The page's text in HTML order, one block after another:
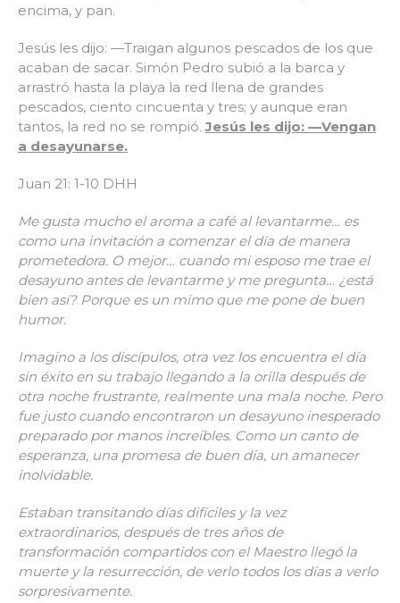
encima, y pan.
Jesús les dijo: —Traigan algunos pescados de los que
acaban de sacar. Simón Pedro subió a la barca y
arrastró hasta la playa la red llena de grandes
pescados, ciento cincuenta y tres; y aunque eran
tantos, la red no se rompió.Jesús les dijo: —Vengan
a desayunarse.
Juan 21: 1-10 DHH
Me gusta mucho el aroma a café al levantarme… es
como una invitación a comenzar el día de manera
prometedora. O mejor… cuando mi esposo me trae el
desayuno antes de levantarme y me pregunta… ¿está
bien así? Porque es un mimo que me pone de buen
humor.
Imagino a los discípulos, otra vez los encuentra el día
sin éxito en su trabajo llegando a la orilla después de
otra noche frustrante, realmente una mala noche. Pero
fue justo cuando encontraron un desayuno inesperado
preparado por manos increíbles. Como un canto de
esperanza, una promesa de buen día, un amanecer
inolvidable.
Estaban transitando días difíciles y la vez
extraordinarios, después de tres años de
transformación compartidos con el Maestro llegó la
muerte y la resurrección, de verlo todos los días a verlo
sorpresivamente.